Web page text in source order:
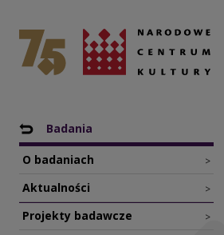
National Centre for Culture Poland
Nawigacja
Back to: NCK
Badania
O badaniach >
Aktualności >
Projekty badawcze >